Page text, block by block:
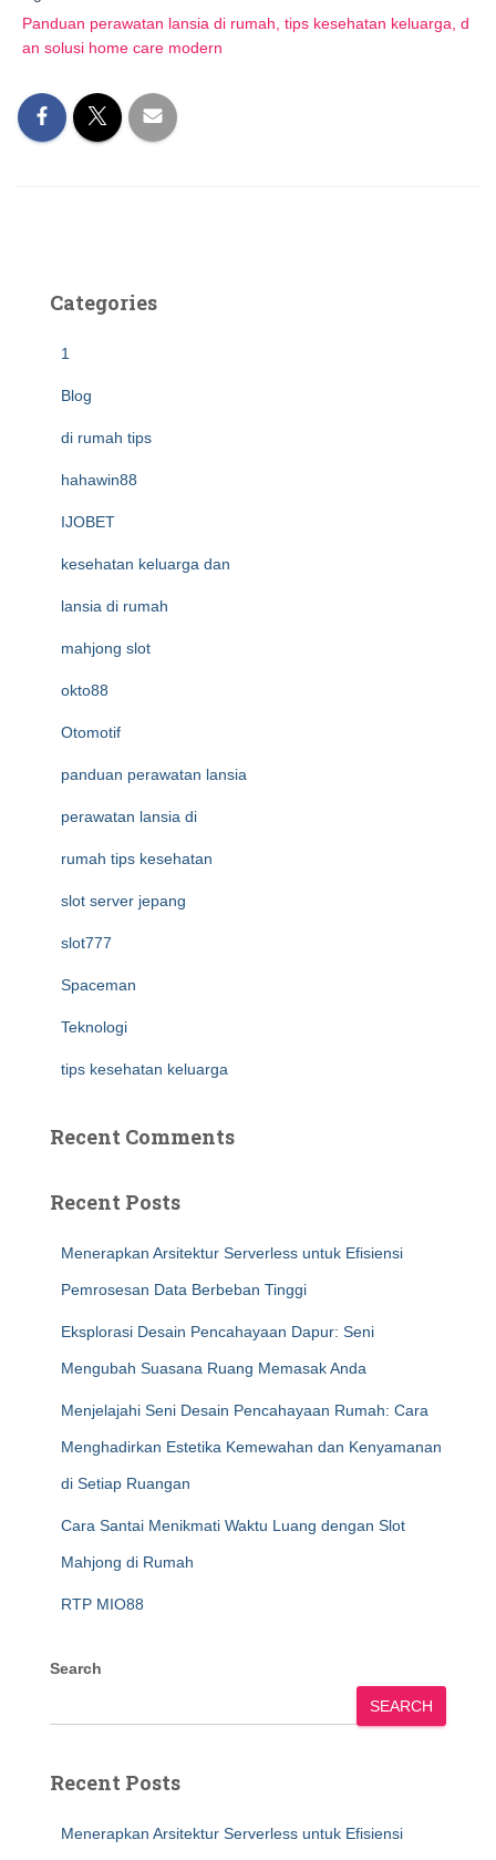
Panduan perawatan lansia di rumah, tips kesehatan keluarga, d
an solusi home care modern
Categories
1
Blog
di rumah tips
hahawin88
IJOBET
kesehatan keluarga dan
lansia di rumah
mahjong slot
okto88
Otomotif
panduan perawatan lansia
perawatan lansia di
rumah tips kesehatan
slot server jepang
slot777
Spaceman
Teknologi
tips kesehatan keluarga
Recent Comments
Recent Posts
Menerapkan Arsitektur Serverless untuk Efisiensi
Pemrosesan Data Berbeban Tinggi
Eksplorasi Desain Pencahayaan Dapur: Seni
Mengubah Suasana Ruang Memasak Anda
Menjelajahi Seni Desain Pencahayaan Rumah: Cara
Menghadirkan Estetika Kemewahan dan Kenyamanan
di Setiap Ruangan
Cara Santai Menikmati Waktu Luang dengan Slot
Mahjong di Rumah
RTP MIO88
Search
SEARCH
Recent Posts
Menerapkan Arsitektur Serverless untuk Efisiensi